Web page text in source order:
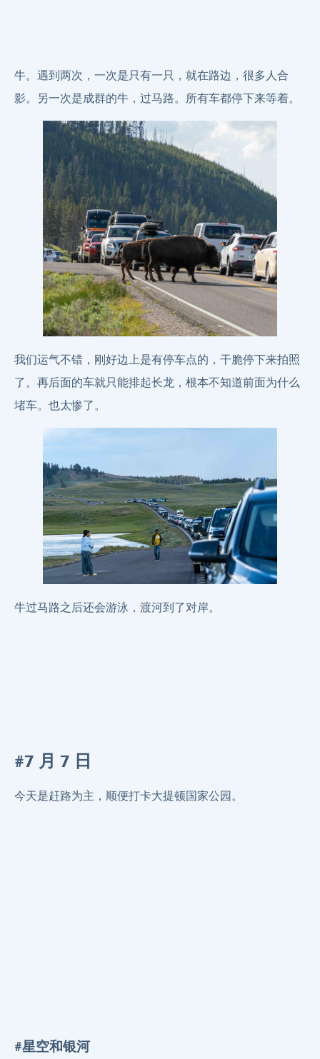
牛。遇到两次，一次是只有一只，就在路边，很多人合
影。另一次是成群的牛，过马路。所有车都停下来等着。
我们运气不错，刚好边上是有停车点的，干脆停下来拍照
了。再后面的车就只能排起长龙，根本不知道前面为什么
堵车。也太惨了。
牛过马路之后还会游泳，渡河到了对岸。
#7 月 7 日
今天是赶路为主，顺便打卡大提顿国家公园。
#星空和银河